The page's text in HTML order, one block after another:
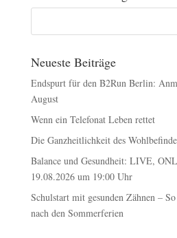
Neueste Beiträge
Endspurt für den B2Run Berlin:
August
Wenn ein Telefonat Leben rettet
Die Ganzheitlichkeit des
Balance und Gesundheit: LIVE,
19.08.2026 um 19:00 Uhr
Schulstart mit gesunden Zähnen –
nach den Sommerferien